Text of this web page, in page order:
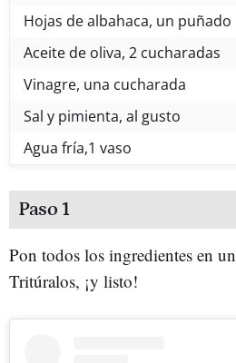
Hojas de albahaca, un puñado
Aceite de oliva, 2 cucharadas
Vinagre, una cucharada
Sal y pimienta, al gusto
Agua fría,1 vaso
Paso 1
Pon todos los ingredientes en
Tritúralos, ¡y listo!